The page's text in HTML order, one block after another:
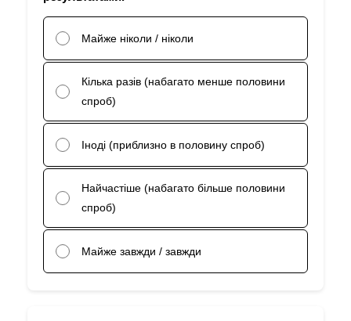
Майже ніколи / ніколи
Кілька разів (набагато менше половини
спроб)
Іноді (приблизно в половину спроб)
Найчастіше (набагато більше половини
спроб)
Майже завжди / завжди